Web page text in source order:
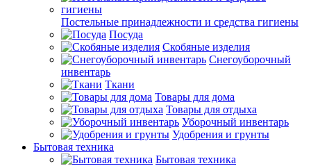
Постельные принадлежности и средства гигиены
Посуда
Скобяные изделия
Снегоуборочный
инвентарь
Ткани
Товары для дома
Товары для отдыха
Уборочный инвентарь
Удобрения и грунты
Бытовая техника
Бытовая техника